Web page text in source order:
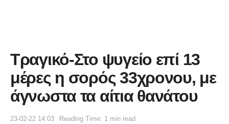
Τραγικό-Στο ψυγείο επί 13
μέρες η σορός 33χρονου, με
άγνωστα τα αίτια θανάτου
23-02-22 14:03 Reading Time: 1 min read